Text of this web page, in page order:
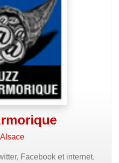
Alsace
Facebook et internet.